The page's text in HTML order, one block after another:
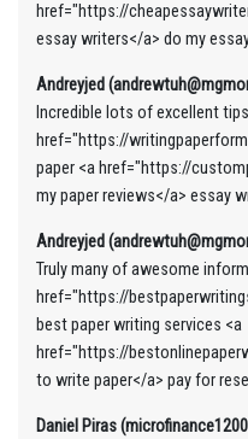
href="https://
essay writers</a> do my
Andreyjed
Incredible lots of excellent
href="https://
paper <a href="https://
my paper reviews</a> essay
Andreyjed
Truly many of awesome
href="https://
best paper writing services <a
href="https://
to write paper</a> pay for
Daniel Piras